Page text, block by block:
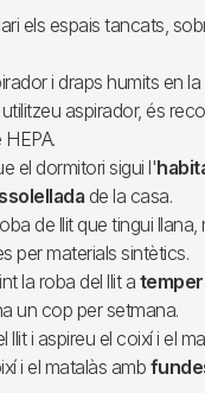
els espais tancats,
i draps humits en la
utilitzeu aspirador, és
el dormitori sigui l'
de la casa.
de llit que tingui llana,
per materials sintètics.
la roba del llit a
un cop per setmana.
llit i aspireu el coixí i el
i el matalàs amb